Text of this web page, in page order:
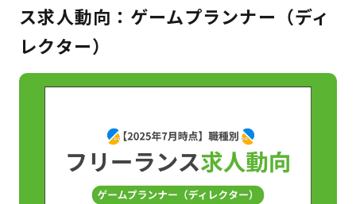
ス求人動向：ゲームプランナー（ディ
レクター）